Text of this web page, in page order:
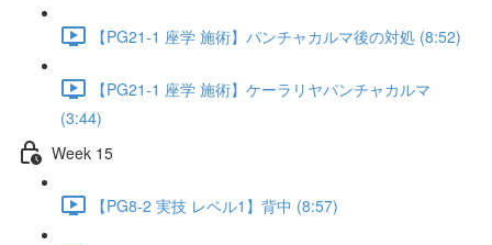
【PG21-1 座学 施術】パンチャカルマ後の対処 (8:52)
【PG21-1 座学 施術】ケーラリヤパンチャカルマ
(3:44)
Week 15
【PG8-2 実技 レベル1】背中 (8:57)